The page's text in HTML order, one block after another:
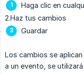
Haga clic en
2.Haz tus cambios
Guardar
Los cambios se
a un evento, se